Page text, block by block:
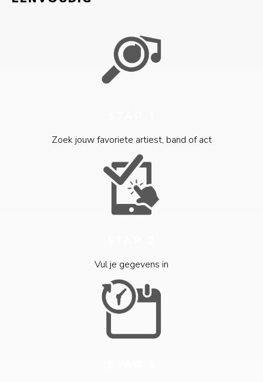
Zoek jouw favoriete artiest, band of act
Vul je gegevens in